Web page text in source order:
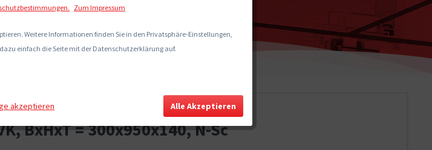
BxHxT = 300x950x140, N-Sc
Zum Impressum
Weitere Informationen finden Sie in den Privatsphäre-Einstellungen,
einfach die Seite mit der Datenschutzerklärung auf.
akzeptieren Alle Akzeptieren